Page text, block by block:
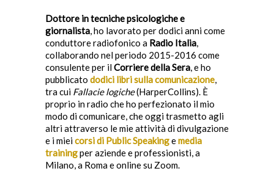
Dottore in tecniche psicologiche e
giornalista, ho lavorato per dodici anni come
conduttore radiofonico a Radio Italia,
collaborando nel periodo 2015-2016 come
consulente per ilCorriere della Sera, e ho
pubblicato dodici libri sulla comunicazione,
tra cui Fallacie logiche(HarperCollins). È
proprio in radio che ho perfezionato il mio
modo di comunicare, che oggi trasmetto agli
altri attraverso le mie attività di divulgazione
e i mieicorsi di Public Speakingemedia
trainingper aziende e professionisti, a
Milano, a Roma e online su Zoom.